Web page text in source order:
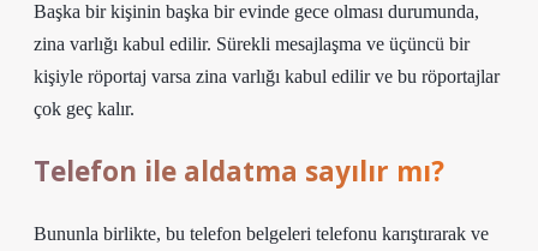
Başka bir kişinin başka bir evinde gece olması durumunda,
zina varlığı kabul edilir. Sürekli mesajlaşma ve üçüncü bir
kişiyle röportaj varsa zina varlığı kabul edilir ve bu röportajlar
çok geç kalır.
Telefon ile aldatma sayılır mı?
Bununla birlikte, bu telefon belgeleri telefonu karıştırarak ve